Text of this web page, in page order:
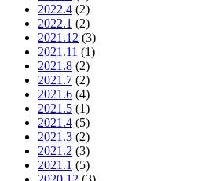
2022.4 (2)
2022.1 (2)
2021.12 (3)
2021.11 (1)
2021.8 (2)
2021.7 (2)
2021.6 (4)
2021.5 (1)
2021.4 (5)
2021.3 (2)
2021.2 (3)
2021.1 (5)